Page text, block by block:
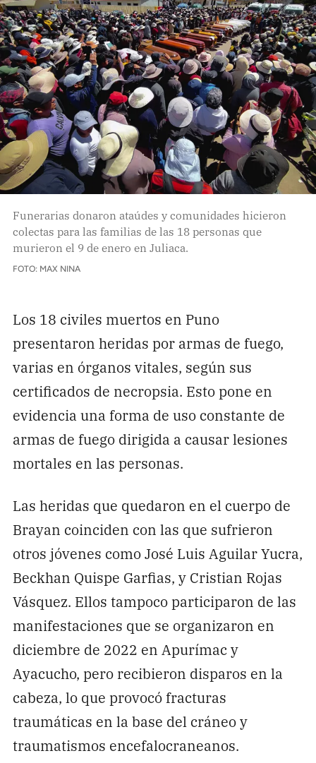
Funerarias donaron ataúdes y comunidades hicieron
colectas para las familias de las 18 personas que
murieron el 9 de enero en Juliaca.
FOTO: MAX NINA
Los 18 civiles muertos en Puno
presentaron heridas por armas de fuego,
varias en órganos vitales, según sus
certificados de necropsia. Esto pone en
evidencia una forma de uso constante de
armas de fuego dirigida a causar lesiones
mortales en las personas.
Las heridas que quedaron en el cuerpo de
Brayan coinciden con las que sufrieron
otros jóvenes como José Luis Aguilar Yucra,
Beckhan Quispe Garfias, y Cristian Rojas
Vásquez. Ellos tampoco participaron de las
manifestaciones que se organizaron en
diciembre de 2022 en Apurímac y
Ayacucho, pero recibieron disparos en la
cabeza, lo que provocó fracturas
traumáticas en la base del cráneo y
traumatismos encefalocraneanos.